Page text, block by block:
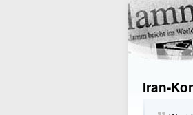
Iran-